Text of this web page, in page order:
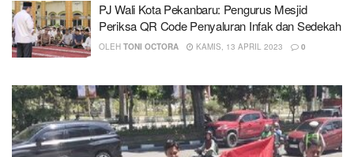
PJ Wali Kota Pekanbaru: Pengurus Mesjid
Periksa QR Code Penyaluran Infak dan Sedekah
OLEH TONI OCTORA KAMIS, 13 APRIL 2023 0